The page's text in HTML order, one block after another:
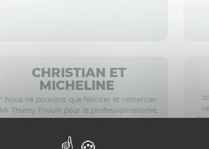
CHRISTIAN ET
MICHELINE
" Nous ne pouvons que feliciter et remercier
Mr Thierry Frouin pour le professionnalisme,
son accompagnement dans toutes les